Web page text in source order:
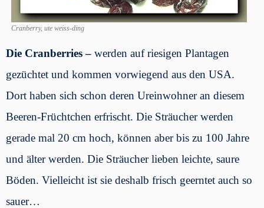
Cranberry, ute weiss-ding
Die Cranberries – werden auf riesigen Plantagen
gezüchtet und kommen vorwiegend aus den USA.
Dort haben sich schon deren Ureinwohner an diesem
Beeren-Früchtchen erfrischt. Die Sträucher werden
gerade mal 20 cm hoch, können aber bis zu 100 Jahre
und älter werden. Die Sträucher lieben leichte, saure
Böden. Vielleicht ist sie deshalb frisch geerntet auch so
sauer…